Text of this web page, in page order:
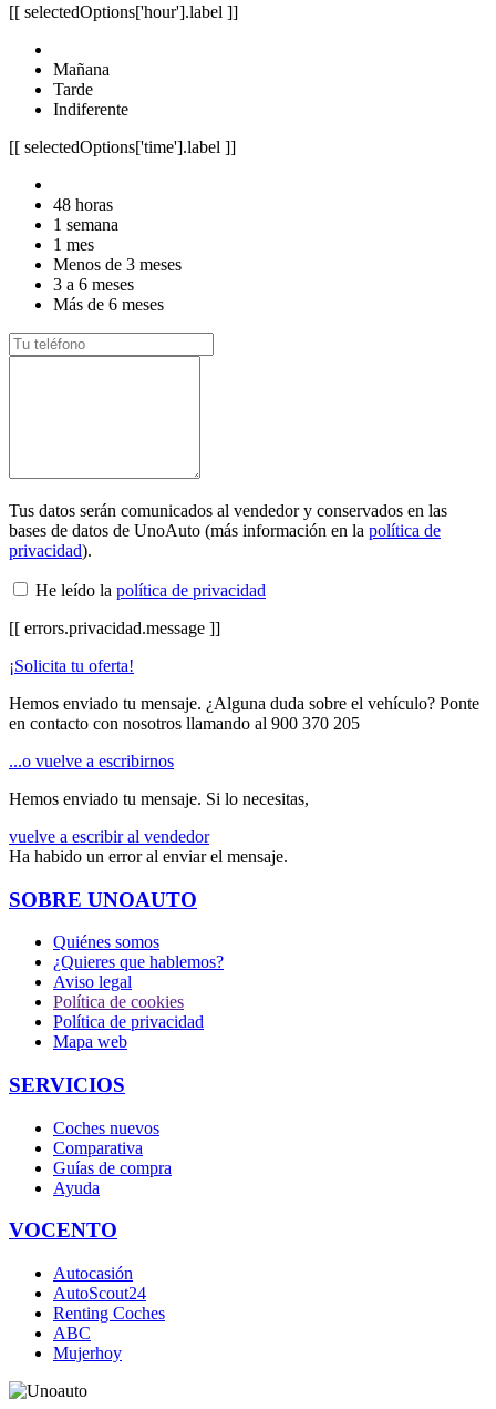
[[ selectedOptions['hour'].label ]]
Mañana
Tarde
Indiferente
[[ selectedOptions['time'].label ]]
48 horas
1 semana
1 mes
Menos de 3 meses
3 a 6 meses
Más de 6 meses
Tus datos serán comunicados al vendedor y conservados en las
bases de datos de UnoAuto (más información en la política de
privacidad).
He leído la política de privacidad
[[ errors.privacidad.message ]]
¡Solicita tu oferta!
Hemos enviado tu mensaje. ¿Alguna duda sobre el vehículo? Ponte
en contacto con nosotros llamando al 900 370 205
...o vuelve a escribirnos
Hemos enviado tu mensaje. Si lo necesitas,
vuelve a escribir al vendedor
Ha habido un error al enviar el mensaje.
SOBRE UNOAUTO
Quiénes somos
¿Quieres que hablemos?
Aviso legal
Política de cookies
Política de privacidad
Mapa web
SERVICIOS
Coches nuevos
Comparativa
Guías de compra
Ayuda
VOCENTO
Autocasión
AutoScout24
Renting Coches
ABC
Mujerhoy